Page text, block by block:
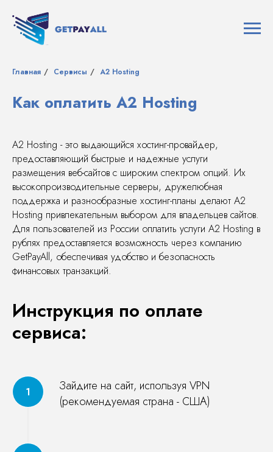
Главная / Сервисы / A2 Hosting
Как оплатить A2 Hosting
A2 Hosting - это выдающийся хостинг-провайдер,
предоставляющий быстрые и надежные услуги
размещения веб-сайтов с широким спектром опций. Их
высокопроизводительные серверы, дружелюбная
поддержка и разнообразные хостинг-планы делают A2
Hosting привлекательным выбором для владельцев сайтов.
Для пользователей из России оплатить услуги A2 Hosting в
рублях предоставляется возможность через компанию
GetPayAll, обеспечивая удобство и безопасность
финансовых транзакций.
Инструкция по оплате
сервиса:
Зайдите на сайт, используя VPN
(рекомендуемая страна - США)